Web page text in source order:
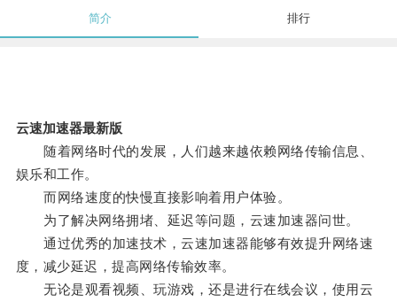
简介 排行
云速加速器最新版
随着网络时代的发展，人们越来越依赖网络传输信息、
娱乐和工作。
而网络速度的快慢直接影响着用户体验。
为了解决网络拥堵、延迟等问题，云速加速器问世。
通过优秀的加速技术，云速加速器能够有效提升网络速
度，减少延迟，提高网络传输效率。
无论是观看视频、玩游戏，还是进行在线会议，使用云